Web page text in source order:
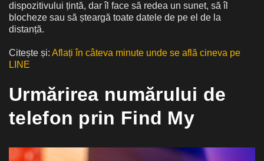
dispozitivului țintă, dar îl face să redea un sunet, să îl
blocheze sau să șteargă toate datele de pe el de la
distanță.
Citește și: Aflați în câteva minute unde se află cineva pe
LINE
Urmărirea numărului de
telefon prin Find My